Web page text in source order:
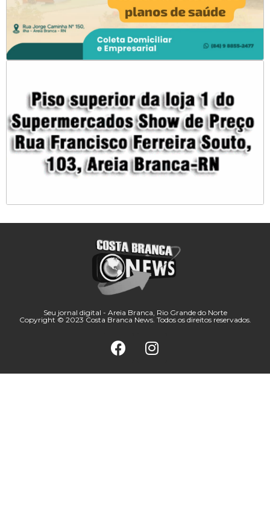
Seu jornal digital - Areia Branca, Rio Grande do Norte
Copyright © 2023 Costa Branca News. Todos os direitos reservados.